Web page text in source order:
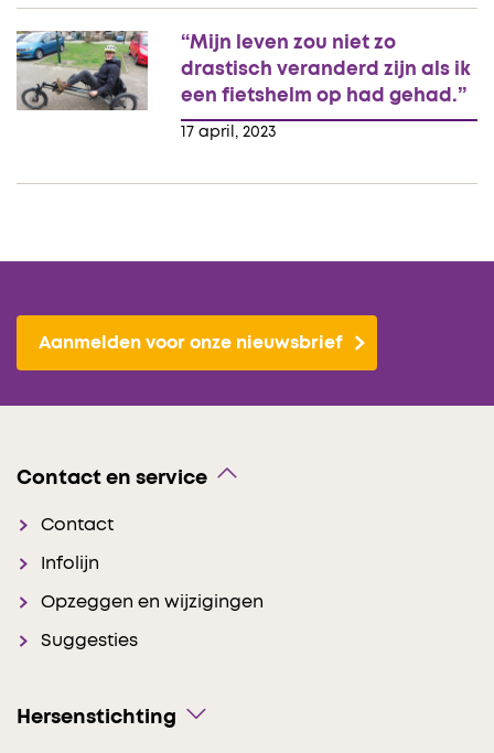
17 april, 2023
“Mijn leven zou niet zo
drastisch veranderd zijn als ik
een fietshelm op had gehad.”
Aanmelden voor onze nieuwsbrief
Contact en service
Contact
Infolijn
Opzeggen en wijzigingen
Suggesties
Hersenstichting